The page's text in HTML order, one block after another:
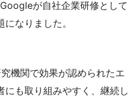
が自社企業研修として
なりました。
機関で効果が認められたエ
にも取り組みやすく、継続し